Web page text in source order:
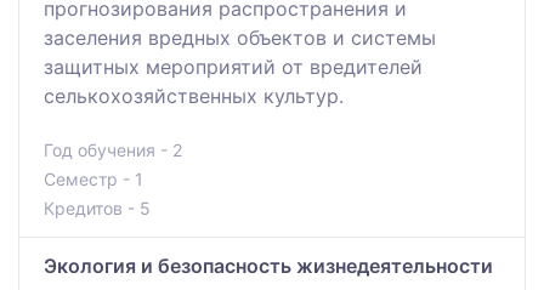
прогнозирования распространения и
заселения вредных объектов и системы
защитных мероприятий от вредителей
селькохозяйственных культур.
Год обучения - 2
Семестр - 1
Кредитов - 5
Экология и безопасность жизнедеятельности